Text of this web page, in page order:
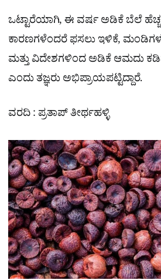
ಒಟ್ಟಾರೆಯಾಗಿ, ಈ ವರ್ಷ ಅಡಿಕೆ ಬೆಲೆ
ಕಾರಣಗಳೆಂದರೆ ಫಸಲು ಇಳಿಕೆ,
ಮತ್ತು ವಿದೇಶಗಳಿಂದ ಅಡಿಕೆ ಆಮದು
ಎಂದು ತಜ್ಞರು ಅಭಿಪ್ರಾಯಪಟ್ಟಿದ್ದಾರೆ.
ವರದಿ : ಪ್ರತಾಪ್​ ತೀರ್ಥಹಳ್ಳಿ